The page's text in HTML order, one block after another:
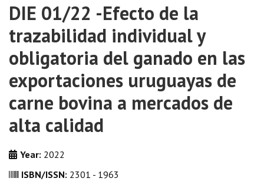
DIE 01/22 -Efecto de la
trazabilidad individual y
obligatoria del ganado en las
exportaciones uruguayas de
carne bovina a mercados de
alta calidad
Year: 2022
ISBN/ISSN: 2301 - 1963